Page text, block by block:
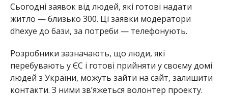
Сьогодні заявок від людей, які готові надати
житло — близько 300. Ці заявки модератори
dhexye до бази, за потреби — телефонують.
Розробники зазначають, що люди, які
перебувають у ЄС і готові прийняти у своєму домі
людей з України, можуть зайти на сайт, залишити
контакти. З ними зв’яжеться волонтер проекту.